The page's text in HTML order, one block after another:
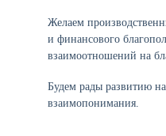
Желаем
и финансового
взаимоотношений на
Будем рады развитию
взаимопонимания.